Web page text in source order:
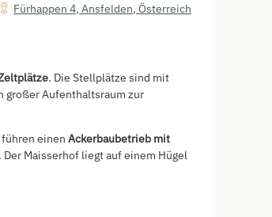
Fürhappen 4, Ansfelden, Österreich
. Die Stellplätze sind mit
großer Aufenthaltsraum zur
einen Ackerbaubetrieb mit
. Der Maisserhof liegt auf einem Hügel